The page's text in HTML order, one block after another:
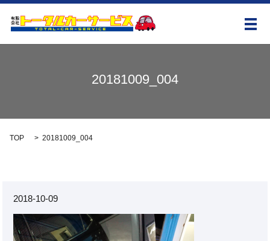
メ
20181009_004
TOP 20181009_004
2018-10-09